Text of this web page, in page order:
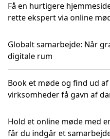
Få en hurtigere
rette ekspert via online
Globalt samarbejde: Når
digitale rum
Book et møde og find ud
virksomheder få gavn af
Hold et online møde med
får du indgår et